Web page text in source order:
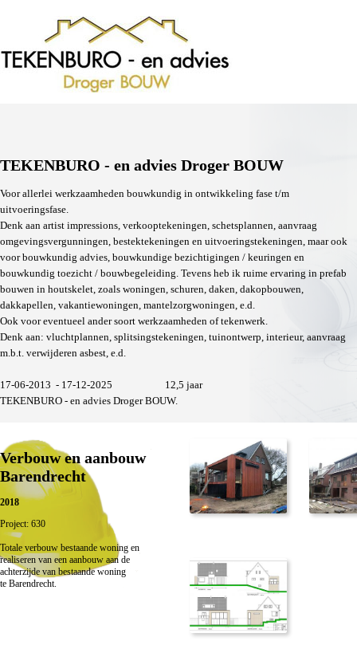
TEKENBURO - en advies Droger BOUW
Voor allerlei werkzaamheden bouwkundig in ontwikkeling fase t/m
uitvoeringsfase.
Denk aan artist impressions, verkooptekeningen, schetsplannen, aanvraag
omgevingsvergunningen, bestektekeningen en uitvoeringstekeningen, maar ook
voor bouwkundig advies, bouwkundige bezichtigingen / keuringen en
bouwkundig toezicht / bouwbegeleiding. Tevens heb ik ruime ervaring in prefab
bouwen in houtskelet, zoals woningen, schuren, daken, dakopbouwen,
dakkapellen, vakantiewoningen, mantelzorgwoningen, e.d.
Ook voor eventueel ander soort werkzaamheden of tekenwerk.
Denk aan: vluchtplannen, splitsingstekeningen, tuinontwerp, interieur, aanvraag
m.b.t. verwijderen asbest, e.d.
17-06-2013 - 17-12-2025 12,5 jaar
TEKENBURO - en advies Droger BOUW.
Verbouw en aanbouw
Barendrecht
2018
Project: 630
Totale verbouw bestaande woning en
realiseren van een aanbouw aan de
achterzijde van bestaande woning
te Barendrecht.